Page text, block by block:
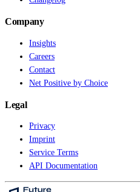
Company
Insights
Careers
Contact
Net Positive by Choice
Legal
Privacy
Imprint
Service Terms
API Documentation